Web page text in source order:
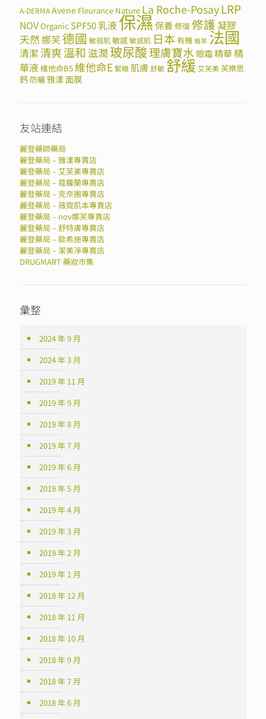
A-DERMAAvene Fleurance Nature La Roche-PosayLRP
NOVOrganic SPF50乳液保濕保養修復修護凝膠
天然娜芙德國 敏弱肌敏感敏感肌 日本 有機 植萃 法國
清潔清爽溫和 滋潤 玻尿酸理膚寶水 眼霜精華精
華液維他命B5 維他命E 緊緻 肌膚 舒敏 舒緩 艾芙美芙樂思
鈣 防曬雅漾面膜
友站連結
麗登藥師藥局
麗登藥局 – 雅漾專賣店
麗登藥局 – 艾芙美專賣店
麗登藥局 – 蔻蘿蘭專賣店
麗登藥局 – 克奈圃專賣店
麗登藥局 – 薇霓肌本專賣店
麗登藥局 – nov娜芙專賣店
麗登藥局 – 舒特膚專賣店
麗登藥局 – 歐希施專賣店
麗登藥局 – 潔美淨專賣店
DRUGMART 藥妝市集
彙整
2024 年 9 月
2024 年 3 月
2019 年 11 月
2019 年 9 月
2019 年 8 月
2019 年 7 月
2019 年 6 月
2019 年 5 月
2019 年 4 月
2019 年 3 月
2019 年 2 月
2019 年 1 月
2018 年 12 月
2018 年 11 月
2018 年 10 月
2018 年 9 月
2018 年 7 月
2018 年 6 月